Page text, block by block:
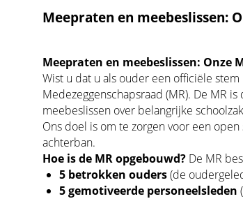
Meepraten en meebeslissen:
Meepraten en meebeslissen: Onze
Wist u dat u als ouder een officiële
Medezeggenschapsraad (MR). De MR
meebeslissen over belangrijke
Ons doel is om te zorgen voor een
achterban.
Hoe is de MR opgebouwd? De MR
5 betrokken ouders(de
5 gemotiveerde personeelsleden